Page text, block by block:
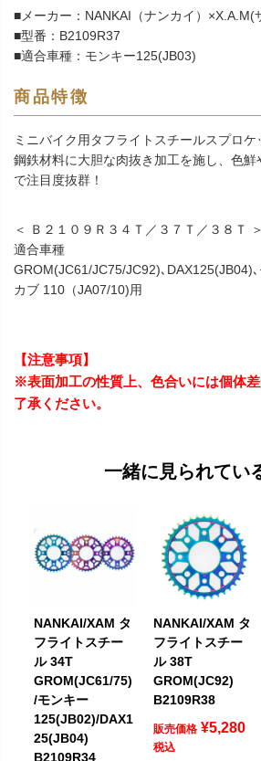
■メーカー：NANKAI（ナンカイ）×X.A.M(
■型番：B2109R37
■適合車種：モンキー125(JB03)
商品特徴
ミニバイク用タフライトスチールスプロ
鋼鉄材料に大胆な肉抜き加工を施し、色
で注目度抜群！
＜ Ｂ２１０９Ｒ３４Ｔ／３７Ｔ／３８Ｔ ＞
適合車種
GROM(JC61/JC75/JC92)､DAX125(JB04)
カブ 110（JA07/10)用
【注意事項】
※表面加工の性質上、色合いには個体
了承ください。
一緒に見られてい
NANKAI/XAM タ
フライトスチー
ル 34T
GROM(JC61/75)
/モンキー
125(JB02)/DAX1
25(JB04)
B2109R34
NANKAI/XAM タ
フライトスチー
ル 38T
GROM(JC92)
B2109R38
販売価格 ¥5,280
税込